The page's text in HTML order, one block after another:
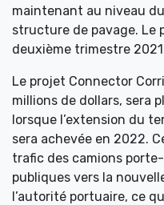
maintenant au niveau
structure de pavage. Le
deuxième trimestre
Le projet Connector
millions de dollars, sera
lorsque l’extension du
sera achevée en 2022.
trafic des camions
publiques vers la
l’autorité portuaire, ce